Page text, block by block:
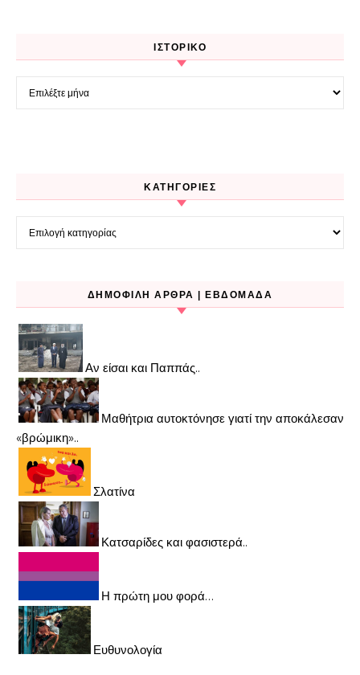
ΙΣΤΟΡΙΚΌ
Ιστορικό
KΑΤΗΓΟΡΊΕΣ
Kατηγορίες
ΔΗΜΟΦΙΛΉ ΆΡΘΡΑ | ΕΒΔΟΜΆΔΑ
Αν είσαι και Παππάς..
Μαθήτρια αυτοκτόνησε γιατί την αποκάλεσαν
«βρώμικη»..
Σλατίνα
Κατσαρίδες και φασιστερά..
Η πρώτη μου φορά…
Ευθυνολογία